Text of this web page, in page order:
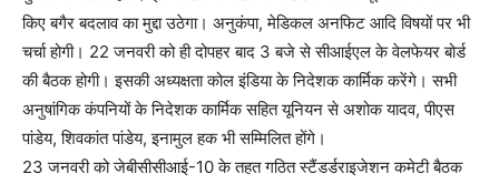
किए बगैर बदलाव का मुद्दा उठेगा। अनुकंपा, मेडिकल अनफिट आदि विषयों पर भी
चर्चा होगी। 22 जनवरी को ही दोपहर बाद 3 बजे से सीआईएल के वेलफेयर बोर्ड
की बैठक होगी। इसकी अध्यक्षता कोल इंडिया के निदेशक कार्मिक करेंगे। सभी
अनुषांगिक कंपनियों के निदेशक कार्मिक सहित यूनियन से अशोक यादव, पीएस
पांडेय, शिवकांत पांडेय, इनामुल हक भी सम्मिलित होंगे।
23 जनवरी को जेबीसीसीआई-10 के तहत गठित स्टैंडर्डराइजेशन कमेटी बैठक